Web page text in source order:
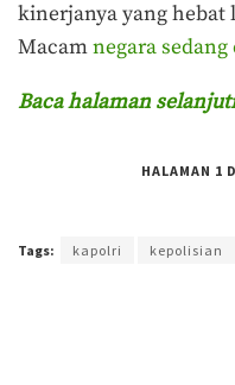
kinerjanya yang hebat
Macamnegara
Baca halaman
HALAMAN 1
Tags: kapolri kepolisian